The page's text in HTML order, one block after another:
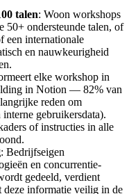
talen: Woon workshops
50+ ondersteunde talen, of
een internationale
en nauwkeurigheid
elke workshop in
in Notion — 82% van
reden om
gebruikersdata).
of instructies in alle
: Bedrijfseigen
en concurrentie-
gedeeld, verdient
deze informatie veilig in de